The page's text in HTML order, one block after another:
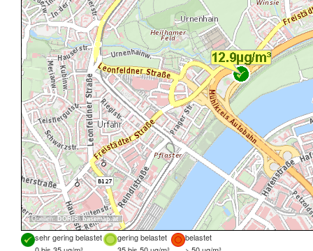
Quellen: DORIS,basemap.at
sehr gering belastet gering belastet
belastet